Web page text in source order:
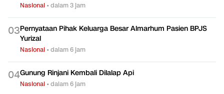
Nasional •dalam 3 jam
03Pernyataan Pihak Keluarga Besar Almarhum Pasien BPJS
Yurizal
Nasional •dalam 6 jam
04Gunung Rinjani Kembali Dilalap Api
Nasional •dalam 6 jam